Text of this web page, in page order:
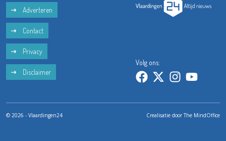
Adverteren
Contact
Privacy
Disclaimer
Volg ons:
© 2026 - Vlaardingen24 Crealisatie doorThe MindOffice